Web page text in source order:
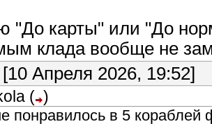
"До карты" или "До
клада вообще не
[10 Апреля 2026, 19:52]
( )
понравилось в 5 кораблей